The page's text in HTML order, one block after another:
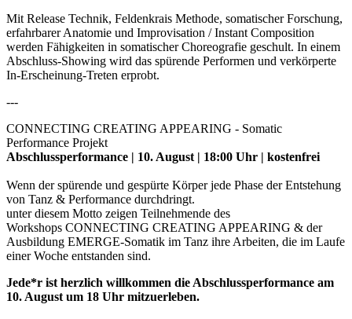
Mit Release Technik, Feldenkrais Methode, somatischer Forschung,
erfahrbarer Anatomie und Improvisation / Instant Composition
werden Fähigkeiten in somatischer Choreografie geschult. In einem
Abschluss-Showing wird das spürende Performen und verkörperte
In-Erscheinung-Treten erprobt.
---
CONNECTING CREATING APPEARING - Somatic
Performance Projekt
Abschlussperformance | 10. August | 18:00 Uhr | kostenfrei
Wenn der spürende und gespürte Körper jede Phase der Entstehung
von Tanz & Performance durchdringt.
unter diesem Motto zeigen Teilnehmende des
Workshops CONNECTING CREATING APPEARING & der
Ausbildung EMERGE-Somatik im Tanz ihre Arbeiten, die im Laufe
einer Woche entstanden sind.
Jede*r ist herzlich willkommen die Abschlussperformance am
10. August um 18 Uhr mitzuerleben.